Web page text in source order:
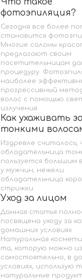
Что такое
фотоэпиляция?
Что такое
фотоэпиляция?
Сегодня все более
становится
Многие салоны
предлагают своим
посетительницам
процедуру.
наиболее
прогрессивный
волос с помощью
излучения.
Как ухаживать за
тонкими
Как ухаживать за
тонкими
Издревле считалось,
обладательница
пользуется большим
у мужчин, нежели
обладательница
стрижки.
Уход за лицом
Уход за лицом
Данная статья
посвящена уходу за
домашних условиях.
Натуральная
та, которую можно
самостоятельно, в
условиях, использую
натуральные